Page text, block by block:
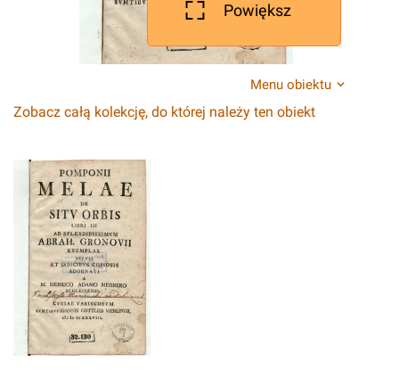
Powiększ
Menu obiektu
Zobacz całą kolekcję, do której należy ten obiekt